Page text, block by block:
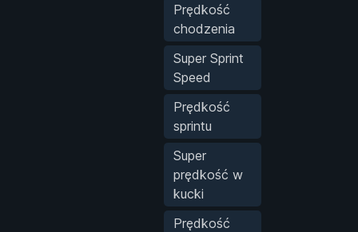
Prędkość
chodzenia
Super Sprint
Speed
Prędkość
sprintu
Super
prędkość w
kucki
Prędkość